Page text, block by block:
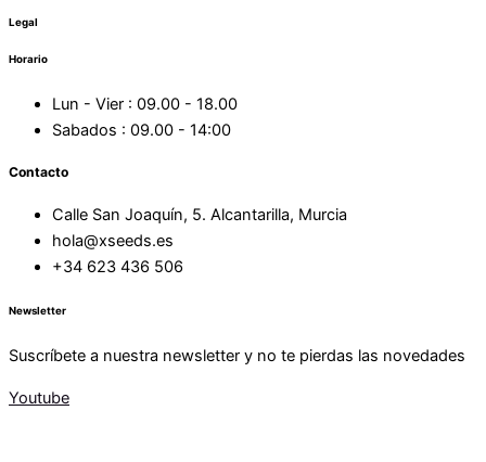
Legal
Horario
Lun - Vier : 09.00 - 18.00
Sabados : 09.00 - 14:00
Contacto
Calle San Joaquín, 5. Alcantarilla, Murcia
hola@xseeds.es
+34 623 436 506
Newsletter
Suscríbete a nuestra newsletter y no te pierdas las novedades
Youtube